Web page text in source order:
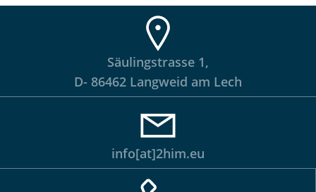
Säulingstrasse 1,
D- 86462 Langweid am Lech
info[at]2him.eu